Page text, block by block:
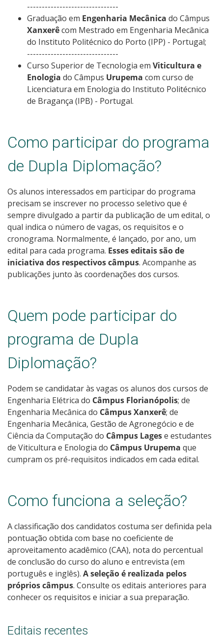
-------------------------------
Graduação em Engenharia Mecânica do Câmpus
Xanxerêcom Mestrado em Engenharia Mecânica
do Instituto Politécnico do Porto (IPP) - Portugal;
-------------------------------
Curso Superior de Tecnologia em Viticultura e
Enologia do Câmpus Urupema com curso de
Licenciatura em Enologia do Instituto Politécnico
de Bragança (IPB) - Portugal.
Como participar do programa
de Dupla Diplomação?
Os alunos interessados em participar do programa
precisam se inscrever no processo seletivo que é
sempre divulgado a partir da publicação de um edital, o
qual indica o número de vagas, os requisitos e o
cronograma. Normalmente, é lançado, por ano, um
edital para cada programa. Esses editais são de
iniciativa dos respectivos câmpus. Acompanhe as
publicações junto às coordenações dos cursos.
Quem pode participar do
programa de Dupla
Diplomação?
Podem se candidatar às vagas os alunos dos cursos de
Engenharia Elétrica do Câmpus Florianópolis; de
Engenharia Mecânica do Câmpus Xanxerê; de
Engenharia Mecânica, Gestão de Agronegócio e de
Ciência da Computação do Câmpus Lagese estudantes
de Viticultura e Enologia do Câmpus Urupema que
cumpram os pré-requisitos indicados em cada edital.
Como funciona a seleção?
A classificação dos candidatos costuma ser definida pela
pontuação obtida com base no coeficiente de
aproveitamento acadêmico (CAA), nota do percentual
de conclusão do curso do aluno e entrevista (em
português e inglês). A seleção é realizada pelos
próprios câmpus. Consulte os editais anteriores para
conhecer os requisitos e iniciar a sua preparação.
Editais recentes